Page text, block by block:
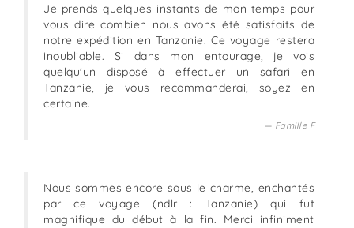
Je prends quelques instants de mon temps pour
vous dire combien nous avons été satisfaits de
notre expédition en Tanzanie. Ce voyage restera
inoubliable. Si dans mon entourage, je vois
quelqu'un disposé à effectuer un safari en
Tanzanie, je vous recommanderai, soyez en
certaine.
Famille F
Nous sommes encore sous le charme, enchantés
par ce voyage (ndlr : Tanzanie) qui fut
magnifique du début à la fin. Merci infiniment